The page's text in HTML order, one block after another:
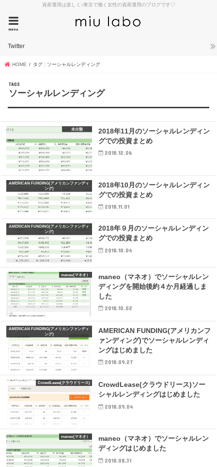
資産運用は楽しく♪東京で働く女性の資産運用のブログです♡
menu
Twitter
HOME タグ : ソーシャルレンディング
ソーシャルレンディング
未分類
2018年11月のソーシャルレンディン
グでの投資まとめ
2018.12.06
AMERICAN FUNDING(アメリカンファンディ
ング)
2018年10月のソーシャルレンディン
グでの投資まとめ
2018.11.01
AMERICAN FUNDING(アメリカンファンディ
ング)
2018年９月のソーシャルレンディン
グでの投資まとめ
2018.10.04
maneo(マネオ）
maneo（マネオ）でソーシャルレン
ディングを開始後約４か月経過しま
した
2018.10.02
AMERICAN FUNDING(アメリカンファンディ
ング)
AMERICAN FUNDING(アメリカンフ
ァンディング)でソーシャルレンディ
ングはじめました
2018.09.27
CrowdLease(クラウドリース)
CrowdLease(クラウドリース)ソー
シャルレンディングはじめました
2018.09.04
maneo(マネオ）
maneo（マネオ）でソーシャルレン
ディングはじめました
2018.08.31